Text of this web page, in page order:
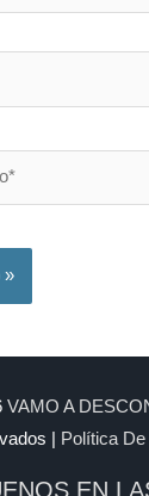
VAMO A
|
Política
EN